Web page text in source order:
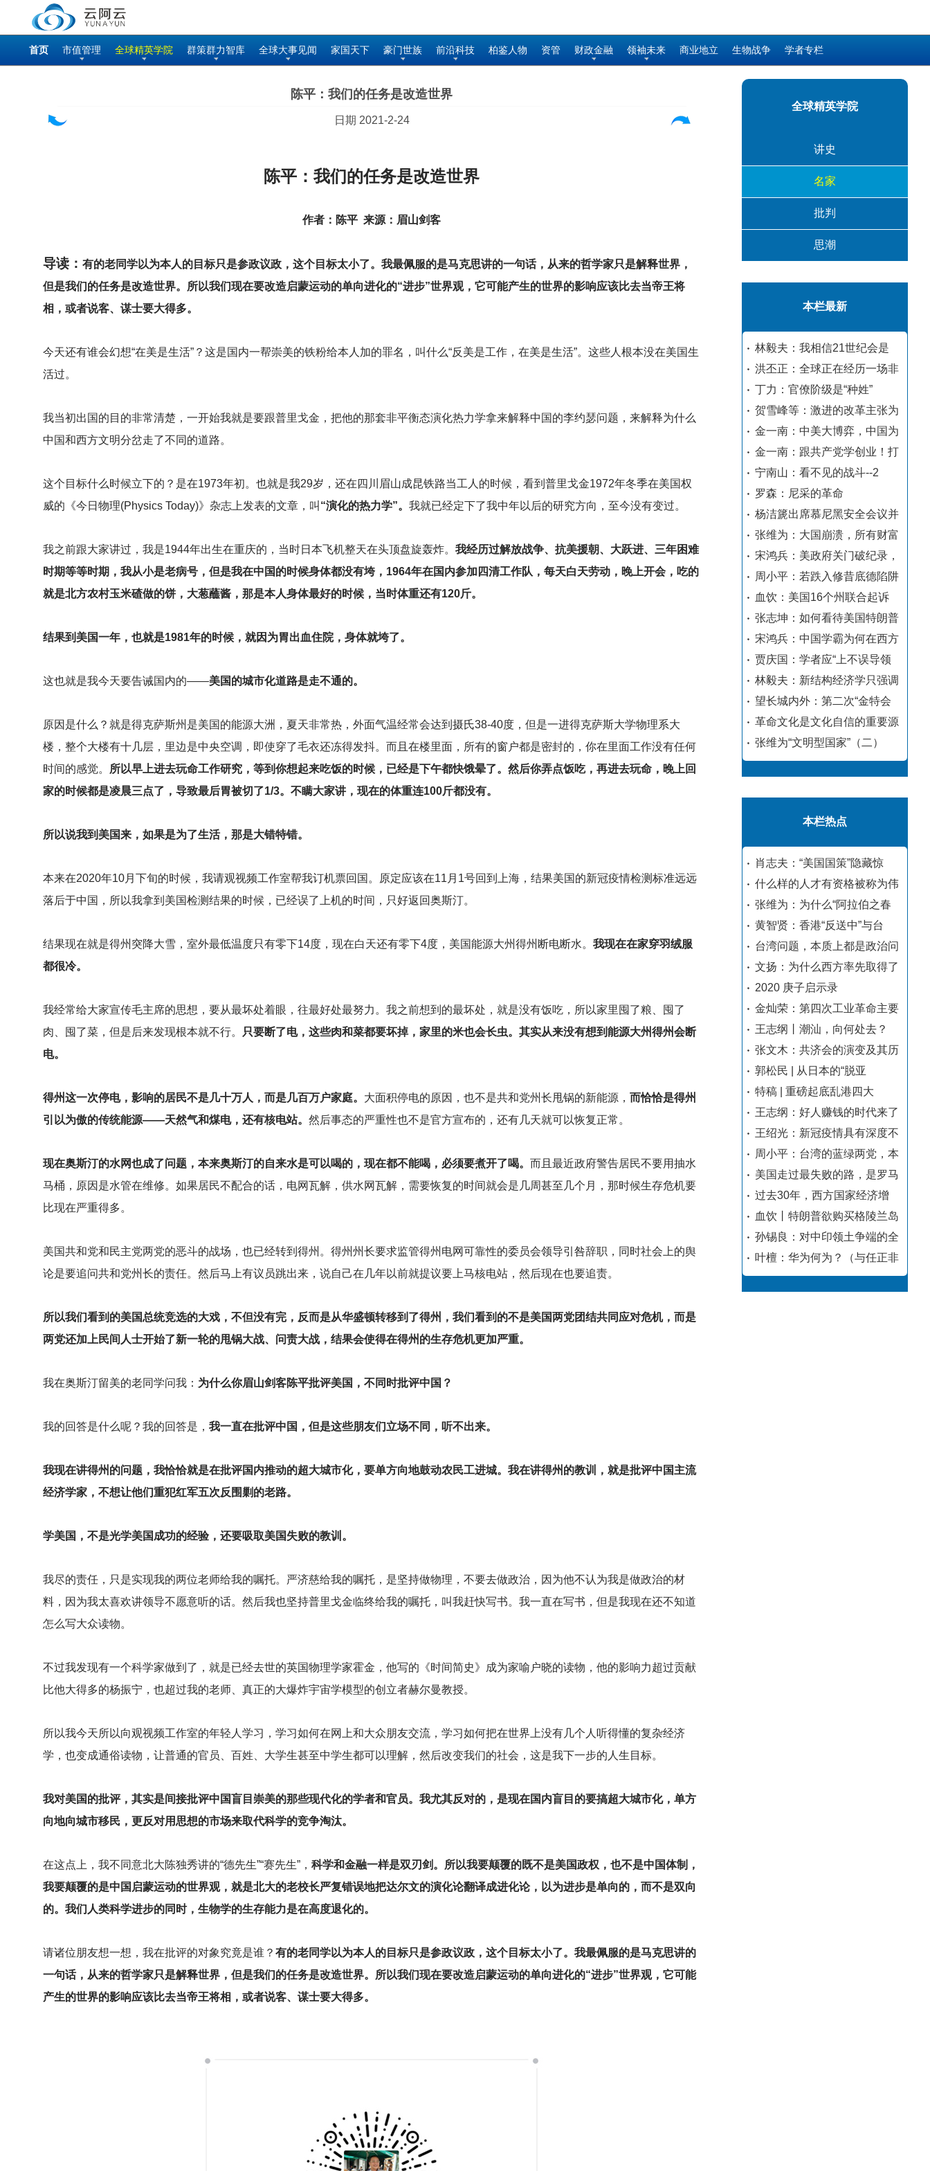
首页 市值管理 全球精英学院 群策群力智库 全球大事见闻 家国天下 豪门世族 前沿科技 柏鉴人物 资管 财政金融 领袖未来 商业地立 生物战争 学者专栏
陈平：我们的任务是改造世界
日期 2021-2-24
陈平：我们的任务是改造世界
作者：陈平 来源：眉山剑客
导读： 有的老同学以为本人的目标只是参政议政，这个目标太小了。我最佩服的是马克思讲的一句话，从来的哲学家只是解释世界，
但是我们的任务是改造世界。所以我们现在要改造启蒙运动的单向进化的“进步”世界观，它可能产生的世界的影响应该比去当帝王将
相，或者说客、谋士要大得多。
今天还有谁会幻想“在美是生活”？这是国内一帮崇美的铁粉给本人加的罪名，叫什么“反美是工作，在美是生活”。这些人根本没在美国生
活过。
我当初出国的目的非常清楚，一开始我就是要跟普里戈金，把他的那套非平衡态演化热力学拿来解释中国的李约瑟问题，来解释为什么
中国和西方文明分岔走了不同的道路。
这个目标什么时候立下的？是在1973年初。也就是我29岁，还在四川眉山成昆铁路当工人的时候，看到普里戈金1972年冬季在美国权
威的《今日物理(Physics Today)》杂志上发表的文章，叫 “演化的热力学”。 我就已经定下了我中年以后的研究方向，至今没有变过。
我之前跟大家讲过，我是1944年出生在重庆的，当时日本飞机整天在头顶盘旋轰炸。 我经历过解放战争、抗美援朝、大跃进、三年困难
时期等等时期，我从小是老病号，但是我在中国的时候身体都没有垮，1964年在国内参加四清工作队，每天白天劳动，晚上开会，吃的
就是北方农村玉米碴做的饼，大葱蘸酱，那是本人身体最好的时候，当时体重还有120斤。
结果到美国一年，也就是1981年的时候，就因为胃出血住院，身体就垮了。
这也就是我今天要告诫国内的——美国的城市化道路是走不通的。
原因是什么？就是得克萨斯州是美国的能源大洲，夏天非常热，外面气温经常会达到摄氏38-40度，但是一进得克萨斯大学物理系大
楼，整个大楼有十几层，里边是中央空调，即使穿了毛衣还冻得发抖。而且在楼里面，所有的窗户都是密封的，你在里面工作没有任何
时间的感觉。
所以早上进去玩命工作研究，等到你想起来吃饭的时候，已经是下午都快饿晕了。然后你弄点饭吃，再进去玩命，晚上回
家的时候都是凌晨三点了，导致最后胃被切了1/3。不瞒大家讲，现在的体重连100斤都没有。
所以说我到美国来，如果是为了生活，那是大错特错。
本来在2020年10月下旬的时候，我请观视频工作室帮我订机票回国。原定应该在11月1号回到上海，结果美国的新冠疫情检测标准远远
落后于中国，所以我拿到美国检测结果的时候，已经误了上机的时间，只好返回奥斯汀。
结果现在就是得州突降大雪，室外最低温度只有零下14度，现在白天还有零下4度，美国能源大州得州断电断水。 我现在在家穿羽绒服
都很冷。
我经常给大家宣传毛主席的思想，要从最坏处着眼，往最好处最努力。我之前想到的最坏处，就是没有饭吃，所以家里囤了粮、囤了
肉、囤了菜，但是后来发现根本就不行。
只要断了电，这些肉和菜都要坏掉，家里的米也会长虫。其实从来没有想到能源大州得州会断
电。
得州这一次停电，影响的居民不是几十万人，而是几百万户家庭。 大面积停电的原因，也不是共和党州长甩锅的新能源， 而恰恰是得州
引以为傲的传统能源——天然气和煤电，还有核电站。 然后事态的严重性也不是官方宣布的，还有几天就可以恢复正常。
现在奥斯汀的水网也成了问题，本来奥斯汀的自来水是可以喝的，现在都不能喝，必须要煮开了喝。 而且最近政府警告居民不要用抽水
马桶，原因是水管在维修。如果居民不配合的话，电网瓦解，供水网瓦解，需要恢复的时间就会是几周甚至几个月，那时候生存危机要
比现在严重得多。
美国共和党和民主党两党的恶斗的战场，也已经转到得州。得州州长要求监管得州电网可靠性的委员会领导引咎辞职，同时社会上的舆
论是要追问共和党州长的责任。然后马上有议员跳出来，说自己在几年以前就提议要上马核电站，然后现在也要追责。
所以我们看到的美国总统竞选的大戏，不但没有完，反而是从华盛顿转移到了得州，我们看到的不是美国两党团结共同应对危机，而是
两党还加上民间人士开始了新一轮的甩锅大战、问责大战，结果会使得在得州的生存危机更加严重。
我在奥斯汀留美的老同学问我： 为什么你眉山剑客陈平批评美国，不同时批评中国？
我的回答是什么呢？我的回答是， 我一直在批评中国，但是这些朋友们立场不同，听不出来。
我现在讲得州的问题，我恰恰就是在批评国内推动的超大城市化，要单方向地鼓动农民工进城。我在讲得州的教训，就是批评中国主流
经济学家，不想让他们重犯红军五次反围剿的老路。
学美国，不是光学美国成功的经验，还要吸取美国失败的教训。
我尽的责任，只是实现我的两位老师给我的嘱托。严济慈给我的嘱托，是坚持做物理，不要去做政治，因为他不认为我是做政治的材
料，因为我太喜欢讲领导不愿意听的话。然后我也坚持普里戈金临终给我的嘱托，叫我赶快写书。我一直在写书，但是我现在还不知道
怎么写大众读物。
不过我发现有一个科学家做到了，就是已经去世的英国物理学家霍金，他写的《时间简史》成为家喻户晓的读物，他的影响力超过贡献
比他大得多的杨振宁，也超过我的老师、真正的大爆炸宇宙学模型的创立者赫尔曼教授。
所以我今天所以向观视频工作室的年轻人学习，学习如何在网上和大众朋友交流，学习如何把在世界上没有几个人听得懂的复杂经济
学，也变成通俗读物，让普通的官员、百姓、大学生甚至中学生都可以理解，然后改变我们的社会，这是我下一步的人生目标。
我对美国的批评，其实是间接批评中国盲目崇美的那些现代化的学者和官员。我尤其反对的，是现在国内盲目的要搞超大城市化，单方
向地向城市移民，更反对用思想的市场来取代科学的竞争淘汰。
在这点上，我不同意北大陈独秀讲的“德先生”“赛先生”， 科学和金融一样是双刃剑。所以我要颠覆的既不是美国政权，也不是中国体制，
我要颠覆的是中国启蒙运动的世界观，就是北大的老校长严复错误地把达尔文的演化论翻译成进化论，以为进步是单向的，而不是双向
的。我们人类科学进步的同时，生物学的生存能力是在高度退化的。
请诸位朋友想一想，我在批评的对象究竟是谁？ 有的老同学以为本人的目标只是参政议政，这个目标太小了。我最佩服的是马克思讲的
一句话，从来的哲学家只是解释世界，但是我们的任务是改造世界。所以我们现在要改造启蒙运动的单向进化的“进步”世界观，它可能
产生的世界的影响应该比去当帝王将相，或者说客、谋士要大得多。
全球精英学院
讲史
名家
批判
思潮
本栏最新
林毅夫：我相信21世纪会是
洪丕正：全球正在经历一场非
丁力：官僚阶级是“种姓”
贺雪峰等：激进的改革主张为
金一南：中美大博弈，中国为
金一南：跟共产党学创业！打
宁南山：看不见的战斗--2
罗森：尼采的革命
杨洁篪出席慕尼黑安全会议并
张维为：大国崩溃，所有财富
宋鸿兵：美政府关门破纪录，
周小平：若跌入修昔底德陷阱
血饮：美国16个州联合起诉
张志坤：如何看待美国特朗普
宋鸿兵：中国学霸为何在西方
贾庆国：学者应“上不误导领
林毅夫：新结构经济学只强调
望长城内外：第二次“金特会
革命文化是文化自信的重要源
张维为“文明型国家”（二）
本栏热点
肖志夫：“美国国策”隐藏惊
什么样的人才有资格被称为伟
张维为：为什么“阿拉伯之春
黄智贤：香港“反送中”与台
台湾问题，本质上都是政治问
文扬：为什么西方率先取得了
2020 庚子启示录
金灿荣：第四次工业革命主要
王志纲丨潮汕，向何处去？
张文木：共济会的演变及其历
郭松民 | 从日本的“脱亚
特稿 | 重磅起底乱港四大
王志纲：好人赚钱的时代来了
王绍光：新冠疫情具有深度不
周小平：台湾的蓝绿两党，本
美国走过最失败的路，是罗马
过去30年，西方国家经济增
血饮丨特朗普欲购买格陵兰岛
孙锡良：对中印领土争端的全
叶檀：华为何为？（与任正非